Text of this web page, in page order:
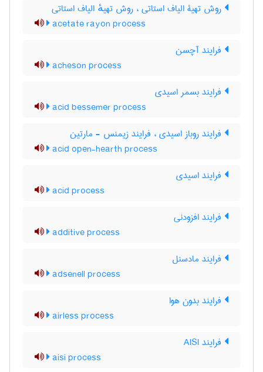
روش تهیۀ الیاف استاتی ، روش تهیهٔ الیاف استاتی
acetate rayon process
فرایند آچسن
acheson process
فرایند بسمر اسیدی
acid bessemer process
فرایند روباز اسیدی ، فرایند زیمنس - مارتین
acid open-hearth process
فرایند اسیدی
acid process
فرایند افزودنی
additive process
فرایند مادسنل
adsenell process
فرایند بدون هوا
airless process
فرایند AISI
aisi process